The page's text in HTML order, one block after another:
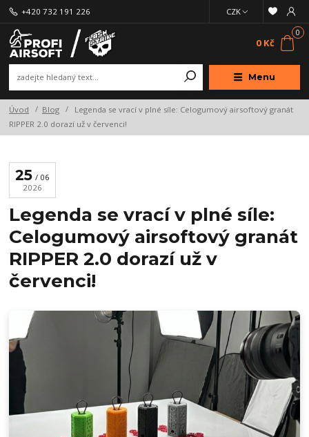
Menu
CZK
+420 732 191 226
0
0 Kč
Úvod Blog
Legenda se vrací v plné síle: Celogumový airsoftový granát
RIPPER 2.0 dorazí už v červenci!
25
06
2026
Legenda se vrací v plné síle:
Celogumový airsoftový granát
RIPPER 2.0 dorazí už v
červenci!